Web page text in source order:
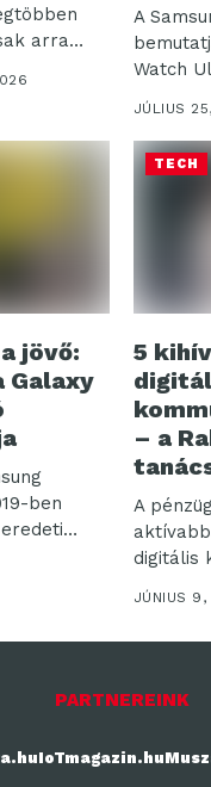
arra
A
Watch
Watch9...
JÚLIUS
jövő:
Galaxy
ben
TECH
5
– a
A
digitális
JÚNIUS
PARTNEREINK
IoTmagazin.hu